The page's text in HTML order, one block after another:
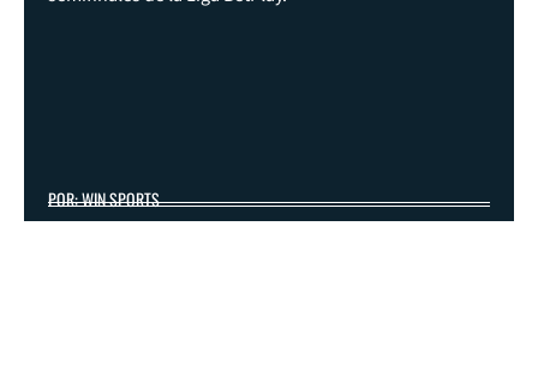
POR: WIN SPORTS